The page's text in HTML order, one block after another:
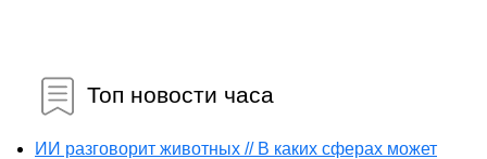
Топ новости часа
ИИ разговорит животных // В каких сферах может